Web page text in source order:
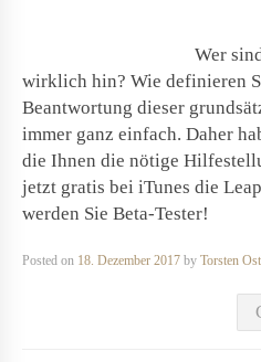
Wer
wirklich hin? Wie definieren
Beantwortung dieser
immer ganz einfach. Daher
die Ihnen die nötige
jetzt gratis bei iTunes die
werden Sie Beta-Tester!
Posted on 18. Dezember 2017 by Torsten